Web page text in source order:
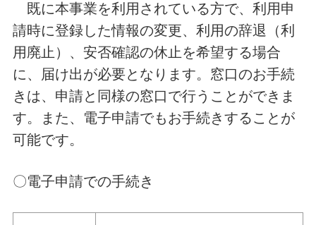
既に本事業を利用されている方で、利用申
請時に登録した情報の変更、利用の辞退（利
用廃止）、安否確認の休止を希望する場合
に、届け出が必要となります。窓口のお手続
きは、申請と同様の窓口で行うことができま
す。また、電子申請でもお手続きすることが
可能です。
〇電子申請での手続き